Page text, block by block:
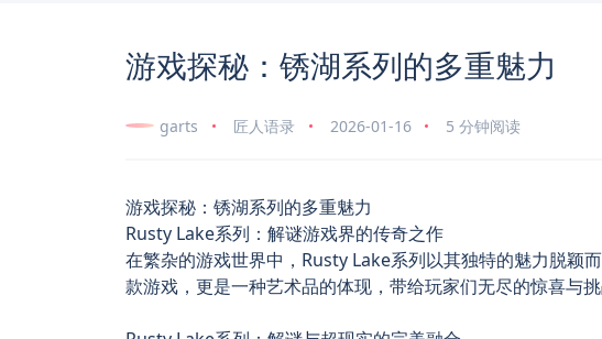
游戏探秘：锈湖系列的多重魅力
garts 匠人语录 2026-01-16 5 分钟阅读
游戏探秘：锈湖系列的多重魅力
Rusty Lake系列：解谜游戏界的传奇之作
在繁杂的游戏世界中，Rusty Lake系列以其独特的魅力脱颖
款游戏，更是一种艺术品的体现，带给玩家们无尽的惊喜与挑